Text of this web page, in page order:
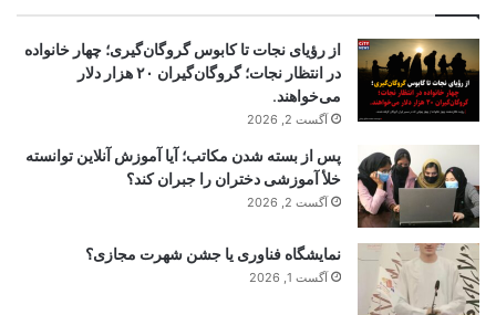
از رؤیای نجات تا کابوس گروگان‌گیری؛ چهار خانواده
در انتظار نجات؛ گروگان‌گیران ۲۰ هزار دلار
می‌خواهند.
آگست 2, 2026
پس از بسته شدن مکاتب؛ آیا آموزش آنلاین توانسته
خلأ آموزشی دختران را جبران کند؟
آگست 2, 2026
نمایشگاه فناوری یا جشن شهرت مجازی؟
آگست 1, 2026